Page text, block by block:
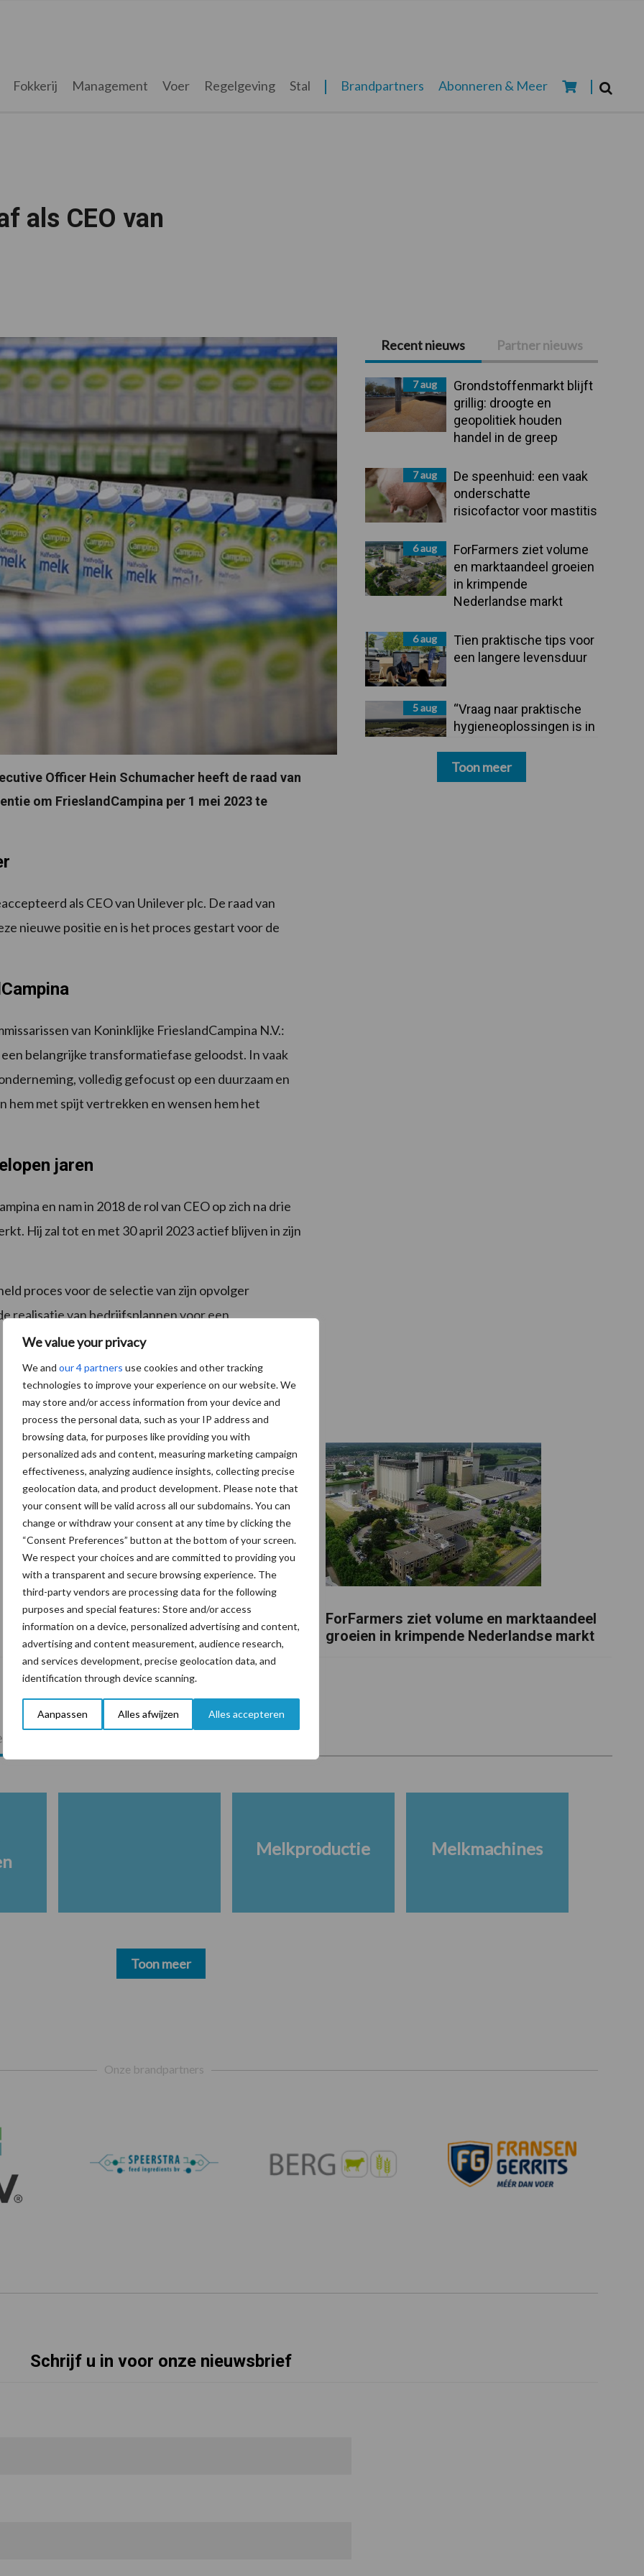
We value your privacy
We and our 4 partners use cookies and other tracking
technologies to improve your experience on our website. We
may store and/or access information from your device and
process the personal data, such as your IP address and
browsing data, for purposes like providing you with
personalized ads and content, measuring marketing campaign
effectiveness, analyzing audience insights, collecting precise
geolocation data, and product development. Please note that
your consent will be valid across all our subdomains. You can
change or withdraw your consent at any time by clicking the
“Consent Preferences” button at the bottom of your screen.
We respect your choices and are committed to providing you
with a transparent and secure browsing experience. The
third-party vendors are processing data for the following
purposes and special features: Store and/or access
information on a device, personalized advertising and content,
advertising and content measurement, audience research,
and services development, precise geolocation data, and
identification through device scanning.
Aanpassen Alles afwijzen Alles accepteren
Fokkerij Management Voer Regelgeving Stal Brandpartners Abonneren & Meer
als CEO van
Officer Hein Schumacher heeft de raad van
om FrieslandCampina per 1 mei 2023 te
als CEO van Unilever plc. De raad van
nieuwe positie en is het proces gestart voor de
van Koninklijke FrieslandCampina N.V.:
belangrijke transformatiefase geloodst. In vaak
volledig gefocust op een duurzaam en
hem met spijt vertrekken en wensen hem het
jaren
en nam in 2018 de rol van CEO op zich na drie
Hij zal tot en met 30 april 2023 actief blijven in zijn
proces voor de selectie van zijn opvolger
realisatie van bedrijfsplannen voor een
Primaire
Sidebar
Recent nieuws Partner nieuws
7 aug
Grondstoffenmarkt blijft
grillig: droogte en
geopolitiek houden
handel in de greep
7 aug
De speenhuid: een vaak
onderschatte
risicofactor voor mastitis
6 aug
ForFarmers ziet volume
en marktaandeel groeien
in krimpende
Nederlandse markt
6 aug
Tien praktische tips voor
een langere levensduur
5 aug
“Vraag naar praktische
hygieneoplossingen is in
Toon meer
De speenhuid: een vaak onderschatte
risicofactor voor mastitis
ForFarmers ziet volume en marktaandeel
groeien in krimpende Nederlandse markt
Melkproductie Melkmachines
Toon meer
Onze brandpartners
Schrijf u in voor onze nieuwsbrief